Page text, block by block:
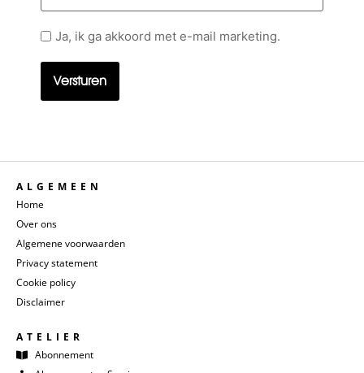
GeenJa, ik ga akkoord met e-mail marketing.
ALGEMEEN
Home
Over ons
Algemene voorwaarden
Privacy statement
Cookie policy
Disclaimer
ATELIER
Abonnement